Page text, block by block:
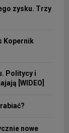
zysku. Trzy
Kopernik
Politycy i
[WIDEO]
nowe